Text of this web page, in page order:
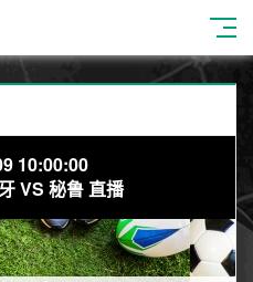
10:00:00
VS 秘鲁 直播